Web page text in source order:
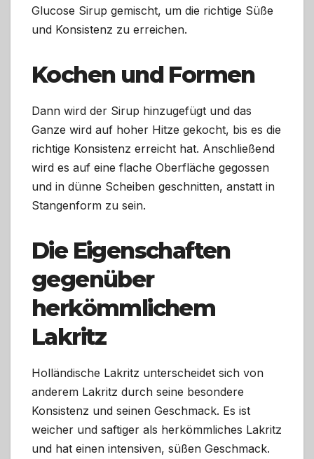
Glucose Sirup gemischt, um die richtige Süße
und Konsistenz zu erreichen.
Kochen und Formen
Dann wird der Sirup hinzugefügt und das
Ganze wird auf hoher Hitze gekocht, bis es die
richtige Konsistenz erreicht hat. Anschließend
wird es auf eine flache Oberfläche gegossen
und in dünne Scheiben geschnitten, anstatt in
Stangenform zu sein.
Die Eigenschaften
gegenüber
herkömmlichem
Lakritz
Holländische Lakritz unterscheidet sich von
anderem Lakritz durch seine besondere
Konsistenz und seinen Geschmack. Es ist
weicher und saftiger als herkömmliches Lakritz
und hat einen intensiven, süßen Geschmack.